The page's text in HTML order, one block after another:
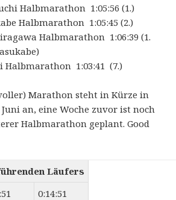
Halbmarathon 1:05:56 (1.)
Halbmarathon 1:05:45 (2.)
Halbmarathon 1:06:39 (1.
Halbmarathon 1:03:41 (7.)
Marathon steht in Kürze in
an, eine Woche zuvor ist noch
Halbmarathon geplant. Good
Läufers
0:14:51